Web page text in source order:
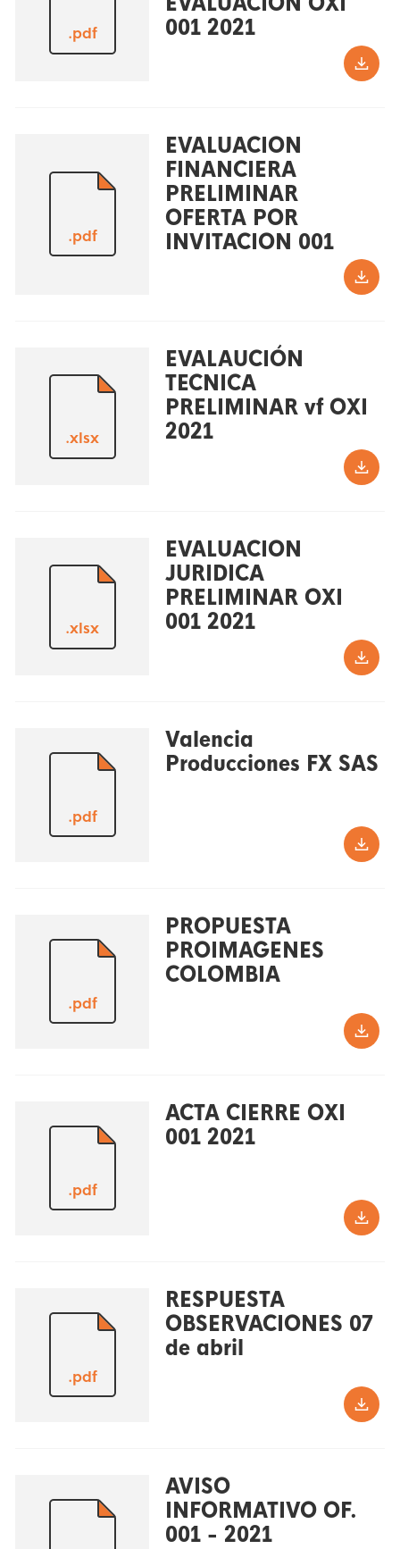
.pdf
001 2021
.pdf
EVALUACION
FINANCIERA
PRELIMINAR
OFERTA POR
INVITACION 001
.xlsx
EVALAUCIÓN
TECNICA
PRELIMINAR vf OXI
2021
.xlsx
EVALUACION
JURIDICA
PRELIMINAR OXI
001 2021
.pdf
Valencia
Producciones FX SAS
.pdf
PROPUESTA
PROIMAGENES
COLOMBIA
.pdf
ACTA CIERRE OXI
001 2021
.pdf
RESPUESTA
OBSERVACIONES 07
de abril
AVISO
INFORMATIVO OF.
001 - 2021